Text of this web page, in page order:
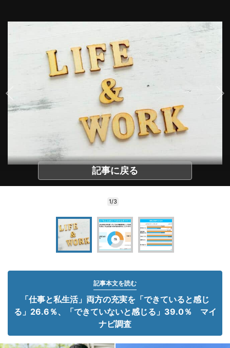
記事に戻る
1/3
記事本文を読む
「仕事と私生活」両方の充実を「できていると感じ
る」26.6％、「できていないと感じる」39.0％ マイ
ナビ調査